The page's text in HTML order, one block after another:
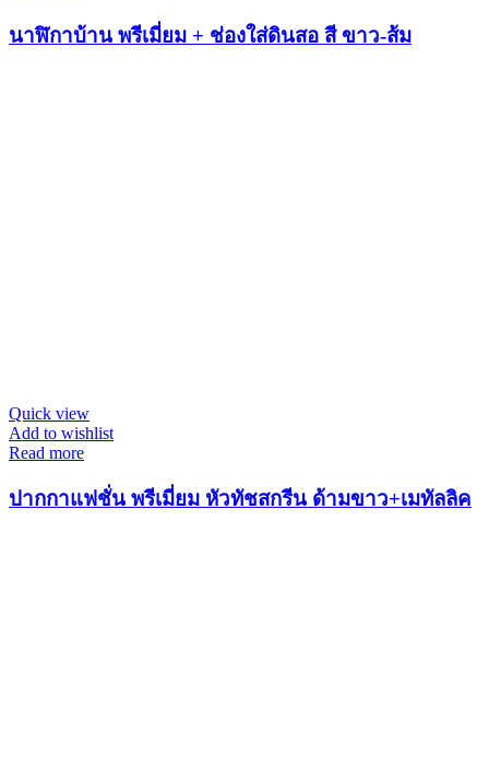
นาฬิกาบ้าน พรีเมี่ยม + ช่องใส่ดินสอ สี ขาว-ส้ม
Quick view
Add to wishlist
Read more
ปากกาแฟชั่น พรีเมี่ยม หัวทัชสกรีน ด้ามขาว+เมทัลลิค